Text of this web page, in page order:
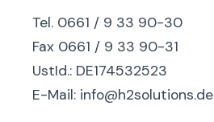
Tel. 0661 / 9 33 90-30
Fax 0661 / 9 33 90-31
UstId.: DE174532523
E-Mail: info@h2solutions.de